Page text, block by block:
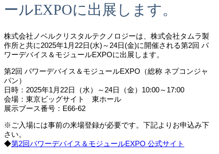
ールEXPOに出展します。
株式会社ノベルクリスタルテクノロジーは、株式会社タムラ製
作所と共に2025年1月22日(水)～24日(金)に開催される第2回 パ
ワーデバイス＆モジュールEXPOに出展します。
第2回 パワーデバイス＆モジュールEXPO（総称 ネプコンジャ
パン）
日時：2025年1月22日（水）～24日（金）10:00～17:00
会場：東京ビッグサイト 東ホール
展示ブース番号：E66-62
※ご入場には事前の来場登録が必要です。下記よりお申込み下
さい。
◆第2回パワーデバイス＆モジュールEXPO 公式サイト